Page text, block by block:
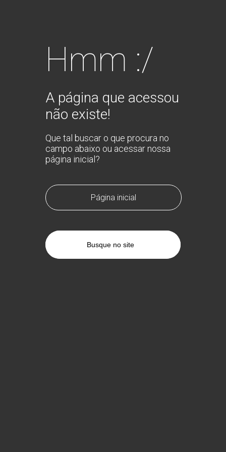
Hmm :/
A página que acessou
não existe!
Que tal buscar o que procura no
campo abaixo ou acessar nossa
página inicial?
Página inicial